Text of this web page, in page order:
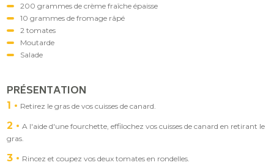
200 grammes de crème fraîche épaisse
10 grammes de fromage râpé
2 tomates
Moutarde
Salade
PRÉSENTATION
1 Retirez le gras de vos cuisses de canard.
2
A l'aide d'une fourchette, effilochez vos cuisses de canard en retirant le
gras.
3 Rincez et coupez vos deux tomates en rondelles.